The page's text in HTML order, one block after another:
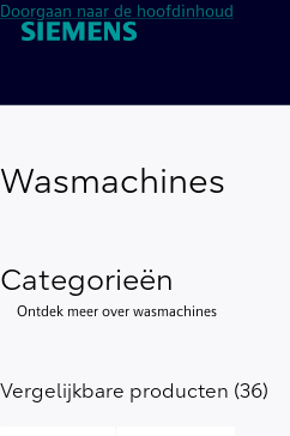
Doorgaan naar de hoofdinhoud
Wasmachines
Categorieën
Ontdek meer over wasmachines
Vergelijkbare producten (36)